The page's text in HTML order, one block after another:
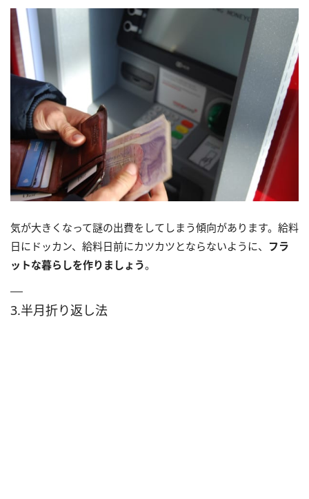
気が大きくなって謎の出費をしてしまう傾向があります。給料
日にドッカン、給料日前にカツカツとならないように、 フラ
ットな暮らしを作りましょう。
3.半月折り返し法